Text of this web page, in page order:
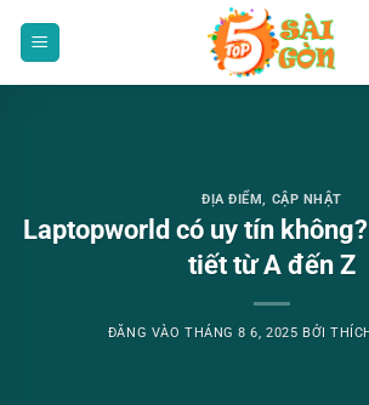
ĐỊA ĐIỂM, CẬP NHẬT
Laptopworld có uy tín
tiết từ A đến Z
ĐĂNG VÀO THÁNG 8 6, 2025 BỞI